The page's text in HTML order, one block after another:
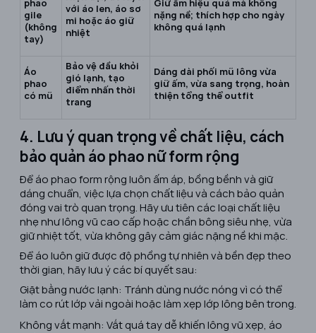
gile
(không
tay)
với áo len, áo sơ
mi hoặc áo giữ
nhiệt
nặng nề; thích hợp cho ngày
không quá lạnh
Áo
phao
có mũ
Bảo vệ đầu khỏi
gió lạnh, tạo
điểm nhấn thời
trang
Dáng dài phối mũ lông vừa
giữ ấm, vừa sang trọng, hoàn
thiện tổng thể outfit
4. Lưu ý quan trọng về chất liệu, cách
bảo quản áo phao nữ form rộng
Để áo phao form rộng luôn ấm áp, bồng bềnh và giữ
dáng chuẩn, việc lựa chọn chất liệu và cách bảo quản
đóng vai trò quan trọng. Hãy ưu tiên các loại chất liệu
nhẹ như lông vũ cao cấp hoặc chần bông siêu nhẹ, vừa
giữ nhiệt tốt, vừa không gây cảm giác nặng nề khi mặc.
Để áo luôn giữ được độ phồng tự nhiên và bền đẹp theo
thời gian, hãy lưu ý các bí quyết sau:
Giặt bằng nước lạnh: Tránh dùng nước nóng vì có thể
làm co rút lớp vải ngoài hoặc làm xẹp lớp lông bên trong.
Không vắt mạnh: Vắt quá tay dễ khiến lông vũ xẹp, áo